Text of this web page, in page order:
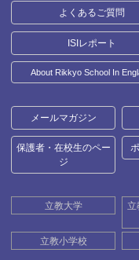
よくあるご質問
ISIレポート
About Rikkyo School In
メールマガジン
保護者・在校生のペー
ジ
立教大学
立
立教小学校